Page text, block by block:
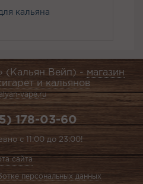
кальяна
(Кальян Вейп) - магазин
и кальянов
vape.ru
178-03-60
с 11:00 до 23:00!
сайта
персональных данных